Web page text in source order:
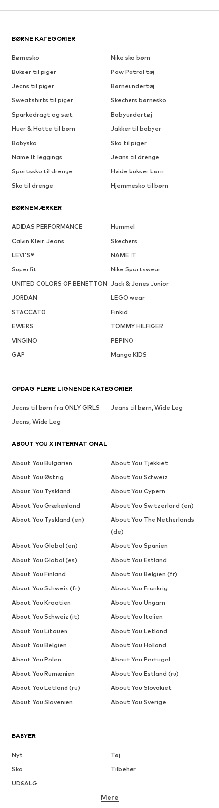
BØRNE KATEGORIER
Børnesko
Nike sko børn
Bukser til piger
Paw Patrol tøj
Jeans til piger
Børneundertøj
Sweatshirts til piger
Skechers børnesko
Sparkedragt og sæt
Babyundertøj
Huer & Hatte til børn
Jakker til babyer
Babysko
Sko til piger
Name It leggings
Jeans til drenge
Sportssko til drenge
Hvide bukser børn
Sko til drenge
Hjemmesko til børn
BØRNEMÆRKER
ADIDAS PERFORMANCE
Hummel
Calvin Klein Jeans
Skechers
LEVI'S®
NAME IT
Superfit
Nike Sportswear
UNITED COLORS OF BENETTON Jack & Jones Junior
JORDAN
LEGO wear
STACCATO
Finkid
EWERS
TOMMY HILFIGER
VINGINO
PEPINO
GAP
Mango KIDS
BABYER
Nyt
Tøj
Sko
Tilbehør
UDSALG
Mere
OPDAG FLERE LIGNENDE KATEGORIER
Jeans til børn fra ONLY GIRLS
Jeans til børn, Wide Leg
Jeans, Wide Leg
ABOUT YOU X INTERNATIONAL
About You Bulgarien
About You Tjekkiet
About You Østrig
About You Schweiz
About You Tyskland
About You Cypern
About You Grækenland
About You Switzerland (en)
About You Tyskland (en)
About You The Netherlands
(de)
About You Global (en)
About You Spanien
About You Global (es)
About You Estland
About You Finland
About You Belgien (fr)
About You Schweiz (fr)
About You Frankrig
About You Kroatien
About You Ungarn
About You Schweiz (it)
About You Italien
About You Litauen
About You Letland
About You Belgien
About You Holland
About You Polen
About You Portugal
About You Rumænien
About You Estland (ru)
About You Letland (ru)
About You Slovakiet
About You Slovenien
About You Sverige